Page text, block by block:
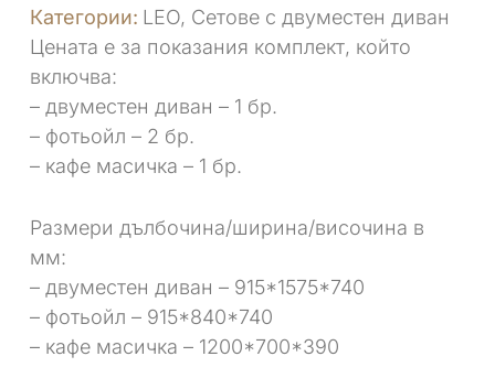
LEO, Сетове с двуместен диван
Цената е за показания комплект, който
включва:
– двуместен диван – 1 бр.
– фотьойл – 2 бр.
– кафе масичка – 1 бр.
Размери дълбочина/ширина/височина в
мм:
– двуместен диван – 915*1575*740
– фотьойл – 915*840*740
– кафе масичка – 1200*700*390